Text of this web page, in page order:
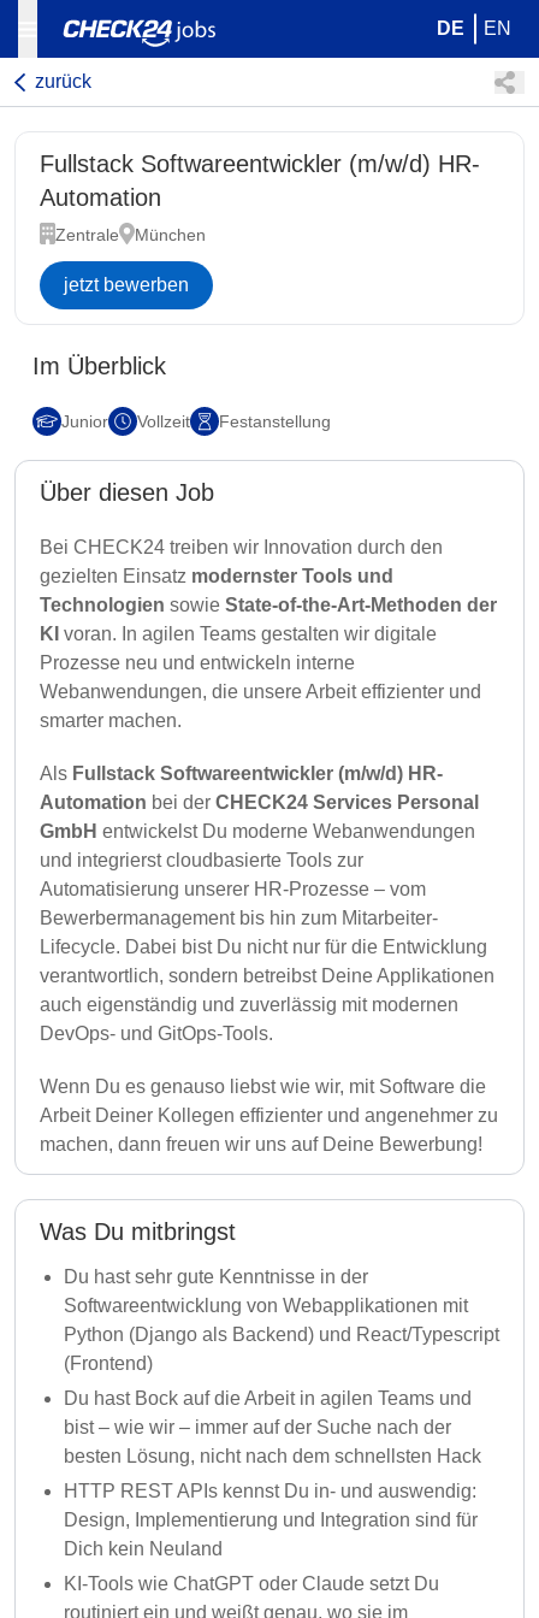
DE EN
zurück
Fullstack Softwareentwickler (m/w/d) HR-
Automation
Zentrale München
jetzt bewerben
Im Überblick
Junior Vollzeit Festanstellung
Über diesen Job
Bei CHECK24 treiben wir Innovation durch den
gezielten Einsatz modernster Tools und
Technologien sowie State-of-the-Art-Methoden der
KI voran. In agilen Teams gestalten wir digitale
Prozesse neu und entwickeln interne
Webanwendungen, die unsere Arbeit effizienter und
smarter machen.
Als Fullstack Softwareentwickler (m/w/d) HR-
Automation bei der CHECK24 Services Personal
GmbH entwickelst Du moderne Webanwendungen
und integrierst cloudbasierte Tools zur
Automatisierung unserer HR-Prozesse – vom
Bewerbermanagement bis hin zum Mitarbeiter-
Lifecycle. Dabei bist Du nicht nur für die Entwicklung
verantwortlich, sondern betreibst Deine Applikationen
auch eigenständig und zuverlässig mit modernen
DevOps- und GitOps-Tools.
Wenn Du es genauso liebst wie wir, mit Software die
Arbeit Deiner Kollegen effizienter und angenehmer zu
machen, dann freuen wir uns auf Deine Bewerbung!
Was Du mitbringst
Du hast sehr gute Kenntnisse in der
Softwareentwicklung von Webapplikationen mit
Python (Django als Backend) und React/Typescript
(Frontend)
Du hast Bock auf die Arbeit in agilen Teams und
bist – wie wir – immer auf der Suche nach der
besten Lösung, nicht nach dem schnellsten Hack
HTTP REST APIs kennst Du in- und auswendig:
Design, Implementierung und Integration sind für
Dich kein Neuland
KI-Tools wie ChatGPT oder Claude setzt Du
routiniert ein und weißt genau, wo sie im